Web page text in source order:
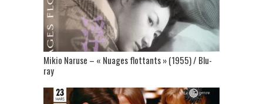
Mikio Naruse – « Nuages flottants » (1955) / Blu-
ray